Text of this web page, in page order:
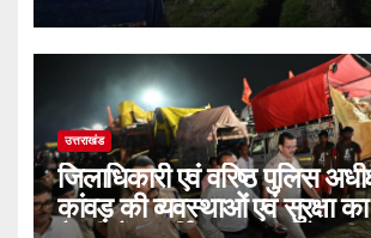
उत्तराखंड
जिलाधिकारी एवं वरिष्ठ पुलिस
कांवड़ की व्यवस्थाओं एवं सुरक्षा